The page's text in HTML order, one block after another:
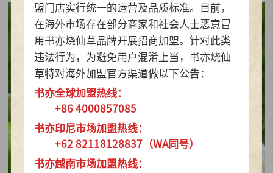
盟门店实行统一的运营及品质标准。目前，
在海外市场存在部分商家和社会人士恶意冒
用书亦烧仙草品牌开展招商加盟。针对此类
违法行为，为避免用户混淆上当，书亦烧仙
草特对海外加盟官方渠道做以下公告：
书亦全球加盟热线：
+86 4000857085
书亦印尼市场加盟热线：
+62 82118128837（WA同号）
书亦越南市场加盟热线：